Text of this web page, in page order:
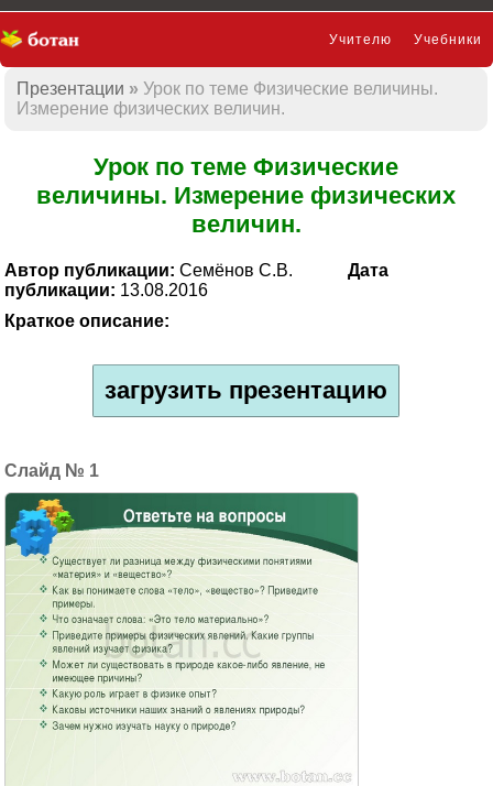
Учебники
Учителю
Презентации
Презентации
Урок по теме Физические величины.
Измерение физических величин.
Урок по теме Физические
величины. Измерение физических
величин.
Автор публикации: Семёнов С.В.
Дата
публикации: 13.08.2016
Краткое описание:
загрузить презентацию
1